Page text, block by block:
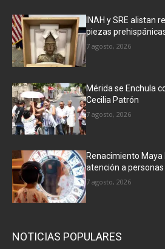
INAH y SRE alistan
piezas
7 agosto, 2026
Mérida se Enchula
Cecilia Patrón
7 agosto, 2026
Renacimiento
atención a
7 agosto, 2026
NOTICIAS POPULARES